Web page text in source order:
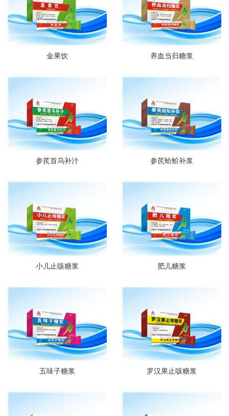
金果饮 养血当归糖浆
参芪首乌补汁 参芪蛤蚧补浆
小儿止咳糖浆 肥儿糖浆
五味子糖浆 罗汉果止咳糖浆